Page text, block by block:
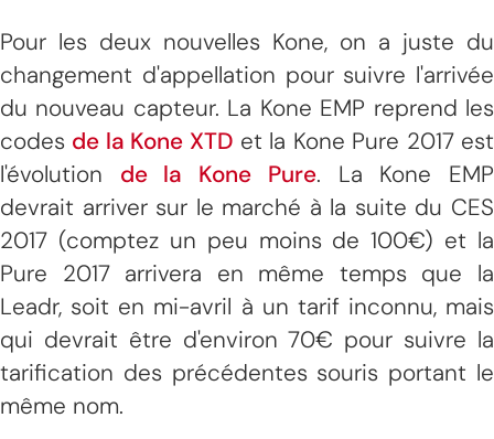
Pour les deux nouvelles Kone, on a juste du
changement d'appellation pour suivre l'arrivée
du nouveau capteur. La Kone EMP reprend les
codes de la Kone XTD et la Kone Pure 2017 est
l'évolution de la Kone Pure. La Kone EMP
devrait arriver sur le marché à la suite du CES
2017 (comptez un peu moins de 100€) et la
Pure 2017 arrivera en même temps que la
Leadr, soit en mi-avril à un tarif inconnu, mais
qui devrait être d'environ 70€ pour suivre la
tarification des précédentes souris portant le
même nom.